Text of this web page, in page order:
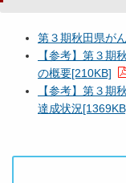
第３期秋田県が
【参考】第３期
の概要[210KB]
【参考】第３期
達成状況